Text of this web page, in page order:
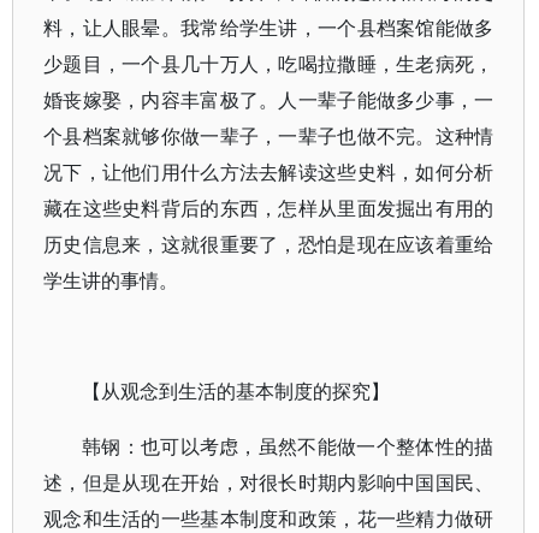
料，让人眼晕。我常给学生讲，一个县档案馆能做多
少题目，一个县几十万人，吃喝拉撒睡，生老病死，
婚丧嫁娶，内容丰富极了。人一辈子能做多少事，一
个县档案就够你做一辈子，一辈子也做不完。这种情
况下，让他们用什么方法去解读这些史料，如何分析
藏在这些史料背后的东西，怎样从里面发掘出有用的
历史信息来，这就很重要了，恐怕是现在应该着重给
学生讲的事情。
【从观念到生活的基本制度的探究】
韩钢：也可以考虑，虽然不能做一个整体性的描
述，但是从现在开始，对很长时期内影响中国国民、
观念和生活的一些基本制度和政策，花一些精力做研